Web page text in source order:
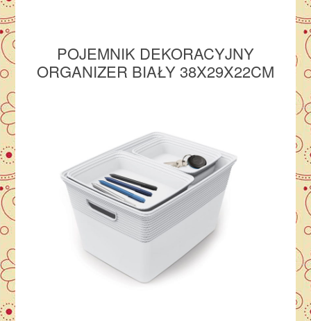
POJEMNIK DEKORACYJNY
ORGANIZER BIAŁY 38X29X22CM